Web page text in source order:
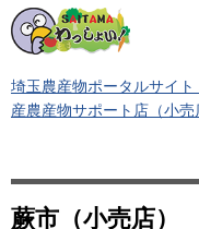
埼玉農産物ポータルサイト
産農産物サポート店（小売
蕨市（小売店）